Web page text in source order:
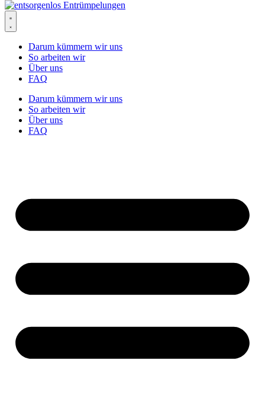
Darum kümmern wir uns
So arbeiten wir
Über uns
FAQ
Darum kümmern wir uns
So arbeiten wir
Über uns
FAQ